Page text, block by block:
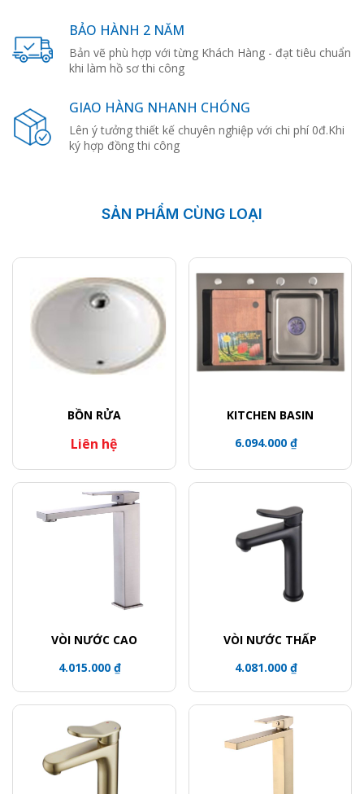
BẢO HÀNH 2 NĂM
Bản vẽ phù hợp với từng Khách Hàng - đạt tiêu chuẩn
khi làm hồ sơ thi công
GIAO HÀNG NHANH CHÓNG
Lên ý tưởng thiết kế chuyên nghiệp với chi phí 0đ.Khi
ký hợp đồng thi công
SẢN PHẨM CÙNG LOẠI
BỒN RỬA
Liên hệ
KITCHEN BASIN
6.094.000 ₫
VÒI NƯỚC CAO
4.015.000 ₫
VÒI NƯỚC THẤP
4.081.000 ₫